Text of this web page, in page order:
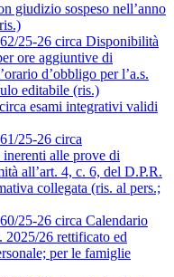
giudizio sospeso nell’anno
25-26 circa Disponibilità
ore aggiuntive di
d’obbligo per l’a.s.
editabile (ris.)
esami integrativi validi
25-26 circa
alle prove di
all’art. 4, c. 6, del D.P.R.
collegata (ris. al pers.;
25-26 circa Calendario
2025/26 rettificato ed
per le famiglie